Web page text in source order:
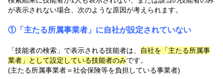
が表示されない場合、次のような原因が考えられます。
①「主たる所属事業者」に自社が設定されていない
「技能者の検索」で表示される技能者は、
自社を「主たる所属事
業者」として設定している技能者のみです。
(主たる所属事業者＝社会保険等を負担している事業者)